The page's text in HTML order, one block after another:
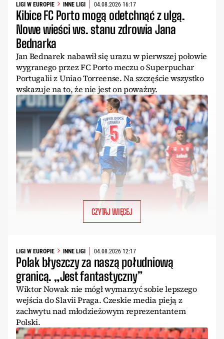
LIGI W EUROPIE INNE LIGI 04.08.2026 16:17
Kibice FC Porto mogą odetchnąć z ulgą.
Nowe wieści ws. stanu zdrowia Jana
Bednarka
Jan Bednarek nabawił się urazu w pierwszej połowie
wygranego przez FC Porto meczu o Superpuchar
Portugalii z Uniao Torreense. Na szczęście wszystko
wskazuje na to, że nie jest on poważny.
CZYTAJ WIĘCEJ
LIGI W EUROPIE INNE LIGI 04.08.2026 12:17
Polak błyszczy za naszą południową
granicą. „Jest fantastyczny”
Wiktor Nowak nie mógł wymarzyć sobie lepszego
wejścia do Slavii Praga. Czeskie media pieją z
zachwytu nad młodzieżowym reprezentantem
Polski.